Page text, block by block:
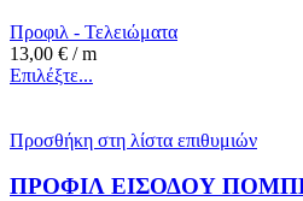
Προφιλ - Τελειώματα
13,00 € / m
Επιλέξτε...
Προσθήκη στη λίστα επιθυμιών
ΠΡΟΦΙΛ ΕΙΣΟΔΟΥ ΠΟΜΠΕ